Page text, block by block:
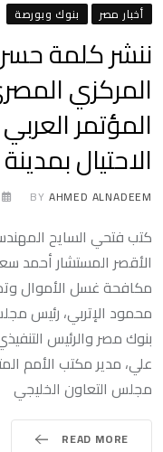
أخبار مصر بنوك وبورصة
ننشر كلمة
المركزي
المؤتمر
الاحتيال
BY AHMED ALNADEEM
كتب فتحي السايح
الأقصر المستشار أحمد
مكافحة غسل الأموال
محمود الإتربي، رئيس
بنوك مصر والرئيس
علي، مدير مكتب الأمم
مجلس التعاون الخليجي
READ MORE